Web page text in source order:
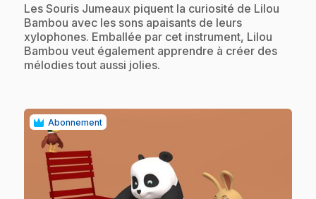
.Les Souris Jumeaux piquent la curiosité de Lilou
Bambou avec les sons apaisants de leurs
xylophones. Emballée par cet instrument, Lilou
Bambou veut également apprendre à créer des
mélodies tout aussi jolies.
Abonnement